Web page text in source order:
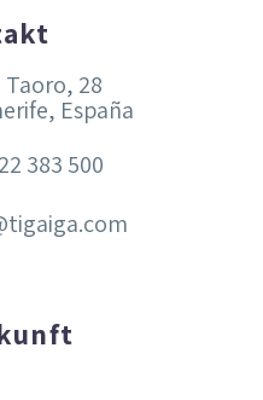
Taoro, 28
España
383 500